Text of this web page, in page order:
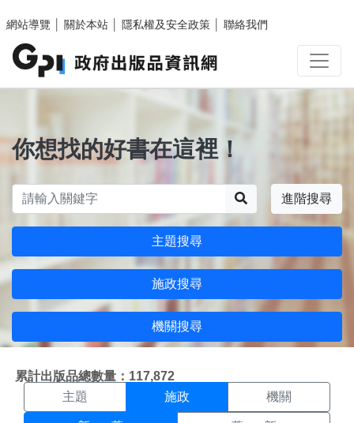
網站導覽
關於本站 隱私權及安全政策 聯絡我們
你想找的好書在這裡！
進階搜尋
主題搜尋
施政搜尋
機關搜尋
累計出版品總數量：117,872
施政搜尋結果頁面
主題 施政 機關